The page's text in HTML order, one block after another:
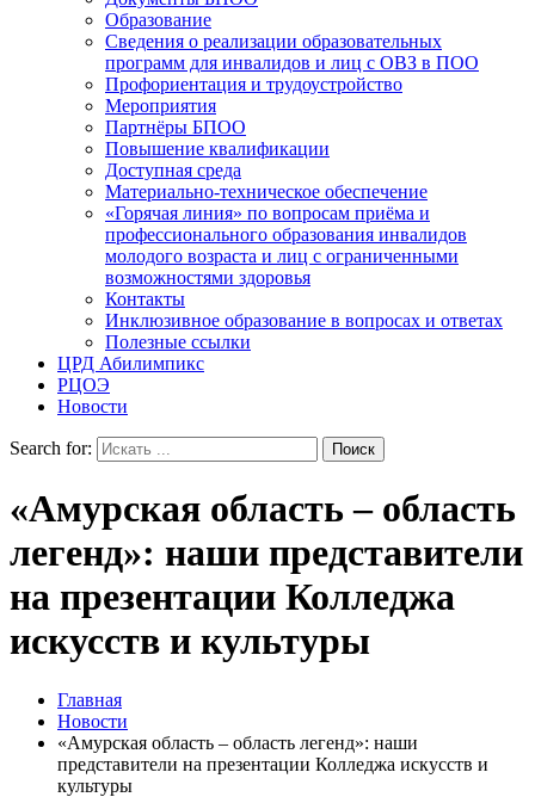
Образование
Сведения о реализации образовательных
программ для инвалидов и лиц с ОВЗ в ПОО
Профориентация и трудоустройство
Мероприятия
Партнёры БПОО
Повышение квалификации
Доступная среда
Материально-техническое обеспечение
«Горячая линия» по вопросам приёма и
профессионального образования инвалидов
молодого возраста и лиц с ограниченными
возможностями здоровья
Контакты
Инклюзивное образование в вопросах и ответах
Полезные ссылки
ЦРД Абилимпикс
РЦОЭ
Новости
Search for:
«Амурская область – область
легенд»: наши представители
на презентации Колледжа
искусств и культуры
Главная
Новости
«Амурская область – область легенд»: наши
представители на презентации Колледжа искусств и
культуры